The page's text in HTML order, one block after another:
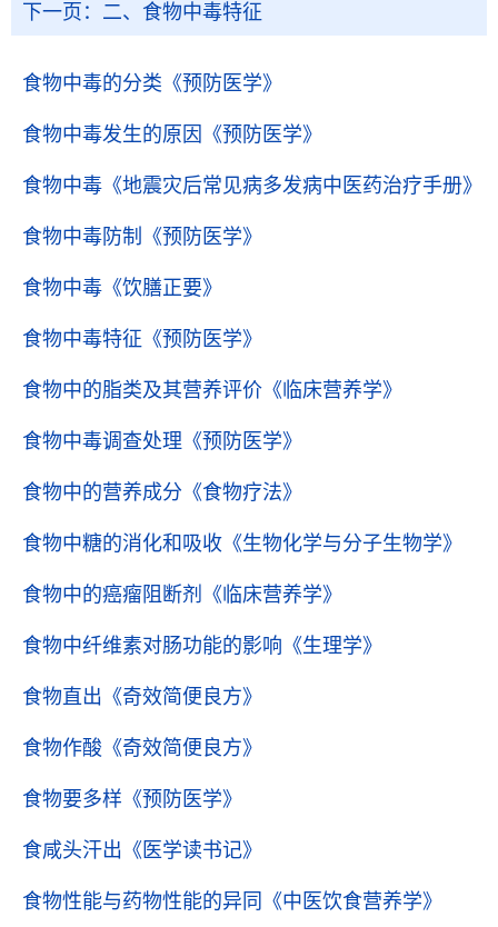
下一页： 二、食物中毒特征
食物中毒的分类 《预防医学》
食物中毒发生的原因 《预防医学》
食物中毒 《地震灾后常见病多发病中医药治疗手册》
食物中毒防制 《预防医学》
食物中毒 《饮膳正要》
食物中毒特征 《预防医学》
食物中的脂类及其营养评价 《临床营养学》
食物中毒调查处理 《预防医学》
食物中的营养成分 《食物疗法》
食物中糖的消化和吸收 《生物化学与分子生物学》
食物中的癌瘤阻断剂 《临床营养学》
食物中纤维素对肠功能的影响 《生理学》
食物直出 《奇效简便良方》
食物作酸 《奇效简便良方》
食物要多样 《预防医学》
食咸头汗出 《医学读书记》
食物性能与药物性能的异同 《中医饮食营养学》